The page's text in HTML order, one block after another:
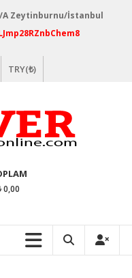
A Zeytinburnu/İstanbul
TRY(₺)
0,00